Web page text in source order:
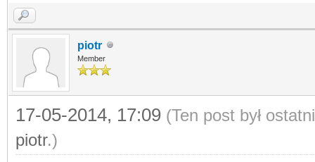
piotr
Member
17-05-2014, 17:09 (Ten post był
piotr.)